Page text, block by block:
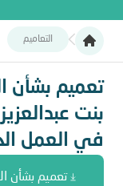
التعاميم
تعميم بشأن الترشح
تعميم بشأن
بنت
في العمل
تعميم بشأن